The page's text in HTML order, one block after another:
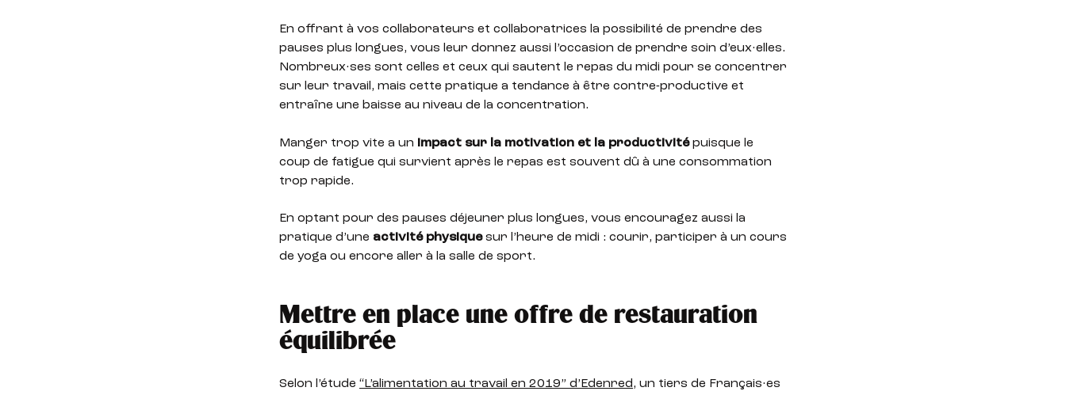
En offrant à vos collaborateurs et collaboratrices la possibilité de prendre des
pauses plus longues, vous leur donnez aussi l’occasion de prendre soin d’eux·elles.
Nombreux·ses sont celles et ceux qui sautent le repas du midi pour se concentrer
sur leur travail, mais cette pratique a tendance à être contre-productive et
entraîne une baisse au niveau de la concentration.
Manger trop vite a un impact sur la motivation et la productivitépuisque le
coup de fatigue qui survient après le repas est souvent dû à une consommation
trop rapide.
En optant pour des pauses déjeuner plus longues, vous encouragez aussi la
pratique d’une activité physiquesur l’heure de midi : courir, participer à un cours
de yoga ou encore aller à la salle de sport.
Mettre en place une offre de restauration
équilibrée
Selon l’étude “L’alimentation au travail en 2019” d’Edenred, un tiers de Français·es